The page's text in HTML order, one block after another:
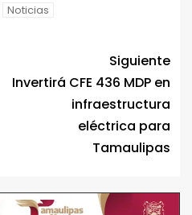
Noticias
Siguiente
Invertirá CFE 436 MDP en
infraestructura
eléctrica para
Tamaulipas